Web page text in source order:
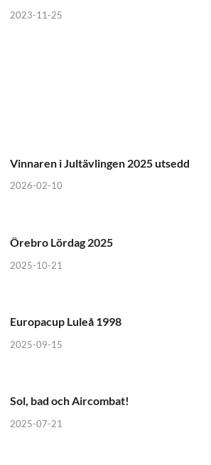
2023-11-25
Vinnaren i Jultävlingen 2025 utsedd
2026-02-10
Örebro Lördag 2025
2025-10-21
Europacup Luleå 1998
2025-09-15
Sol, bad och Aircombat!
2025-07-21